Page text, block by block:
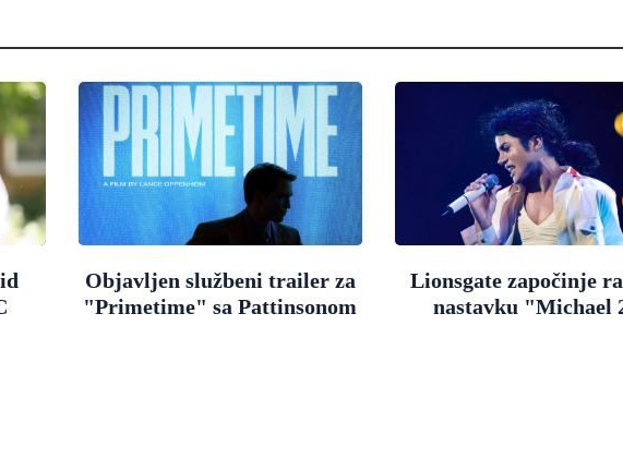
Objavljen službeni trailer za
"Primetime" sa Pattinsonom
Lionsgate započinje
nastavku "Michael